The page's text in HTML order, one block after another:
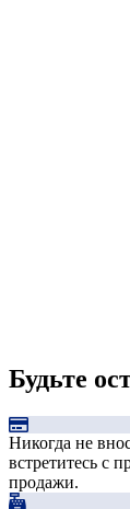
Будьте
Никогда не
встретитесь с
продажи.